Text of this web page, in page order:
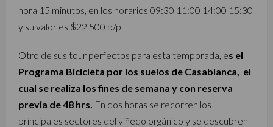
hora 15 minutos, en los horarios 09:30 11:00 14:00 15:30
y su valor es $22.500 p/p.
Otro de sus tour perfectos para esta temporada, es el
Programa Bicicleta por los suelos de Casablanca,
el
cual se realiza los fines de semana y con reserva
previa de 48 hrs En dos horas se recorren los
principales sectores del viñedo orgánico y se descubren